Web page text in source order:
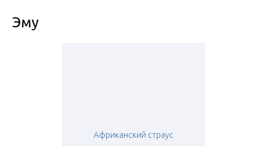
Эму
Африканский страус